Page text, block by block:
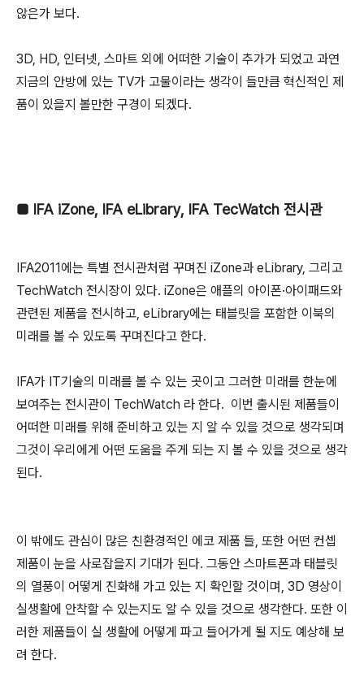
않은가 보다.
3D, HD, 인터넷, 스마트 외에 어떠한 기술이 추가가 되었고 과연
지금의 안방에 있는 TV가 고물이라는 생각이 들만큼 혁신적인 제
품이 있을지 볼만한 구경이 되겠다.
■ IFA iZone, IFA eLibrary, IFA TecWatch 전시관
IFA2011에는 특별 전시관처럼 꾸며진 iZone과 eLibrary, 그리고
TechWatch 전시장이 있다. iZone은 애플의 아이폰·아이패드와
관련된 제품을 전시하고, eLibrary에는 태블릿을 포함한 이북의
미래를 볼 수 있도록 꾸며진다고 한다.
IFA가 IT기술의 미래를 볼 수 있는 곳이고 그러한 미래를 한눈에
보여주는 전시관이 TechWatch 라 한다. 이번 출시된 제품들이
어떠한 미래를 위해 준비하고 있는 지 알 수 있을 것으로 생각되며
그것이 우리에게 어떤 도움을 주게 되는 지 볼 수 있을 것으로 생각
된다.
이 밖에도 관심이 많은 친환경적인 에코 제품 들, 또한 어떤 컨셉
제품이 눈을 사로잡을지 기대가 된다. 그동안 스마트폰과 태블릿
의 열풍이 어떻게 진화해 가고 있는 지 확인할 것이며, 3D 영상이
실생활에 안착할 수 있는지도 알 수 있을 것으로 생각한다. 또한 이
러한 제품들이 실 생활에 어떻게 파고 들어가게 될 지도 예상해 보
려 한다.